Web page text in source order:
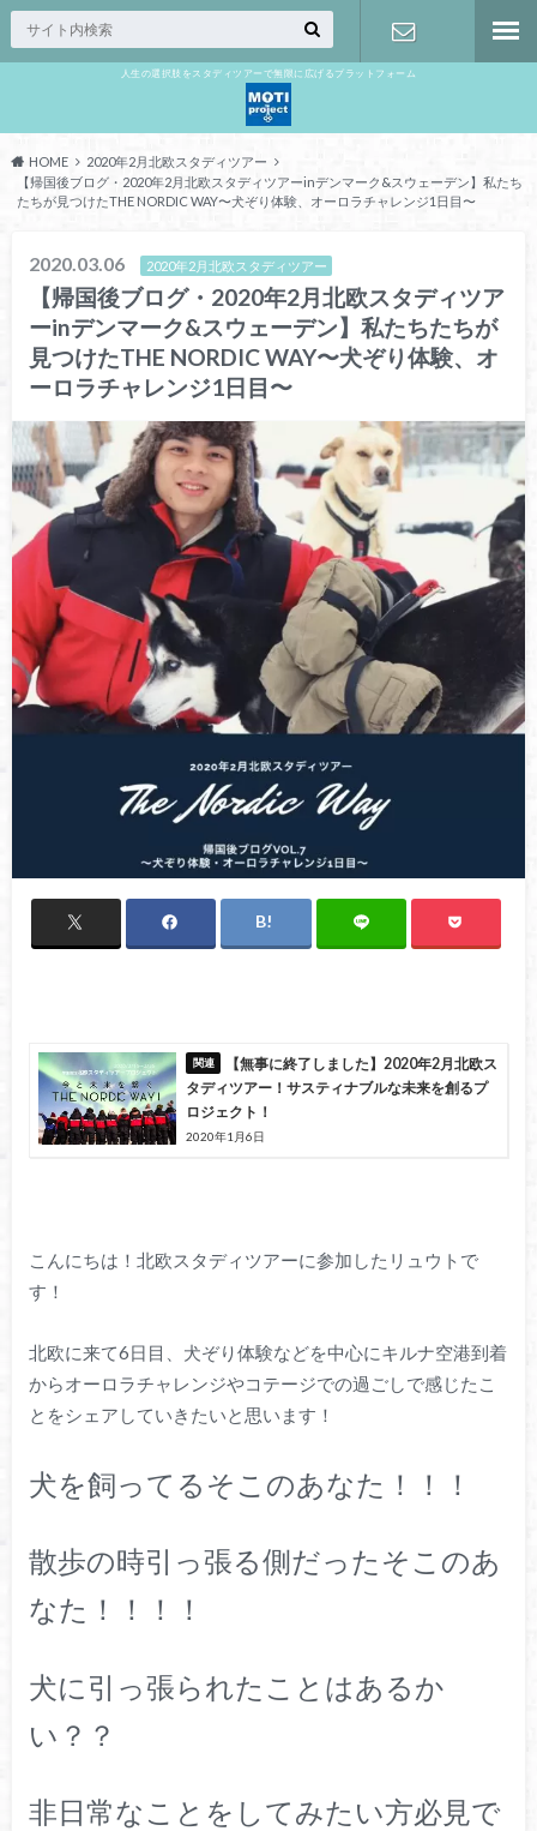
人生の選択肢をスタディツアーで無限に広げるプラットフォーム
HOME
2020年2月北欧スタディツアー
【帰国後ブログ・2020年2月北欧スタディツアーinデンマーク&スウェーデン】私たち
たちが見つけたTHE NORDIC WAY〜犬ぞり体験、オーロラチャレンジ1日目〜
2020.03.06 2020年2月北欧スタディツアー
【帰国後ブログ・2020年2月北欧スタディツア
ーinデンマーク&スウェーデン】私たちたちが
見つけたTHE NORDIC WAY〜犬ぞり体験、オ
ーロラチャレンジ1日目〜
【無事に終了しました】2020年2月北欧ス
タディツアー！サスティナブルな未来を創るプ
ロジェクト！
2020年1月6日
こんにちは！北欧スタディツアーに参加したリュウトで
す！
北欧に来て6日目、犬ぞり体験などを中心にキルナ空港到着
からオーロラチャレンジやコテージでの過ごしで感じたこ
とをシェアしていきたいと思います！
犬を飼ってるそこのあなた！！！
散歩の時引っ張る側だったそこのあ
なた！！！！
犬に引っ張られたことはあるか
い？？
非日常なことをしてみたい方必見で